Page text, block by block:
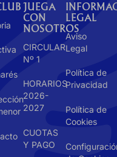
JUEGA
CON
NOSOTROS
CIRCULAR
Nº 1
HORARIOS
2026-
2027
CUOTAS
Y PAGO
LEGAL
Aviso
Legal
Política de
Privacidad
Política de
Cookies